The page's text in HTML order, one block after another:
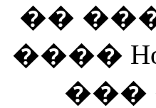
��
����
���